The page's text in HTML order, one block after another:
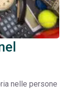
nelle persone